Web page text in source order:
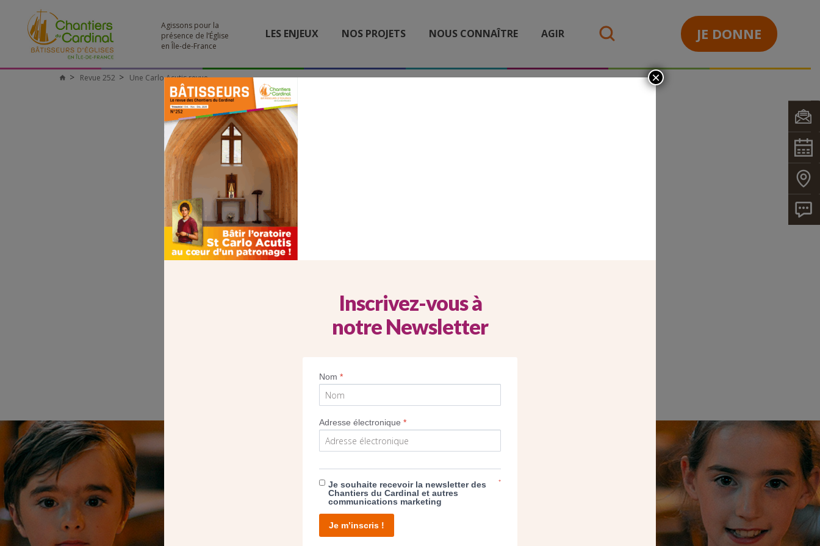
Agissons pour la
présence de l’Église
en Île-de-France
LES ENJEUX NOS PROJETS NOUS CONNAÎTRE AGIR JE DONNE
Chantiers
Revue 252 Une Carlo Acutis revue
UNE CARLO ACUTIS REVUE
SEUL VOTRE DON
NOUS PERMET D’AGIR
Inscrivez-vous à
notre Newsletter
Nom*
Adresse électronique*
Je souhaite recevoir la newsletter des
Chantiers du Cardinal et autres
communications marketing
*
Je m’inscris !
×